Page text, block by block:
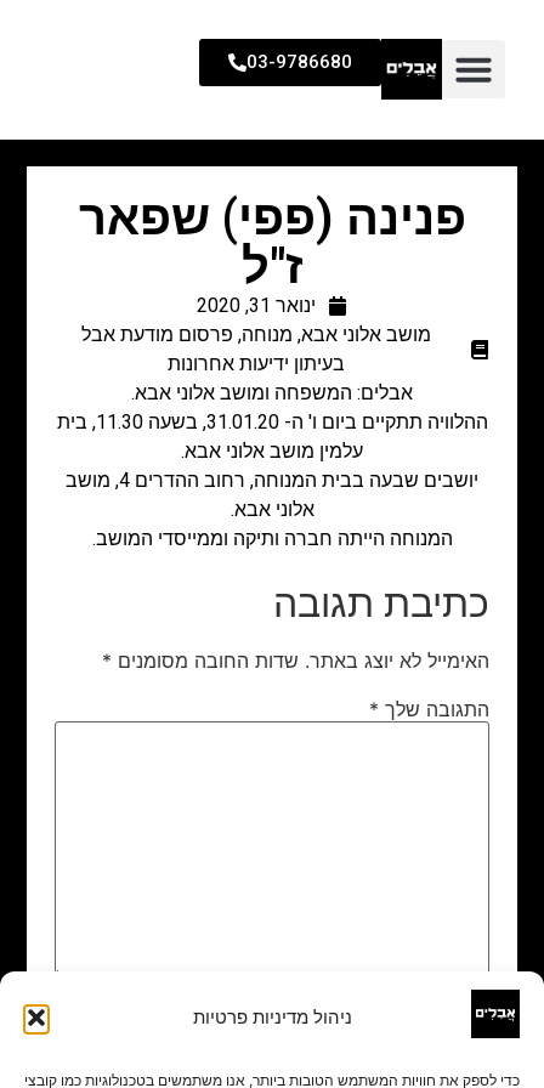
ניהול מדיניות פרטיות
כדי לספק את חוויות המשתמש הטובות ביותר, אנו משתמשים בטכנולוגיות כמו קובצי
03-9786680
פנינה (פפי) שפאר
ז"ל
ינואר 31, 2020
מושב אלוני אבא, מנוחה, פרסום מודעת אבל
בעיתון ידיעות אחרונות
אבלים: המשפחה ומושב אלוני אבא.
ההלוויה תתקיים ביום ו' ה- 31.01.20, בשעה 11.30, בית
עלמין מושב אלוני אבא.
יושבים שבעה בבית המנוחה, רחוב ההדרים 4, מושב
אלוני אבא.
המנוחה הייתה חברה ותיקה וממייסדי המושב.
כתיבת תגובה
האימייל לא יוצג באתר. שדות החובה מסומנים *
התגובה שלך *
שם